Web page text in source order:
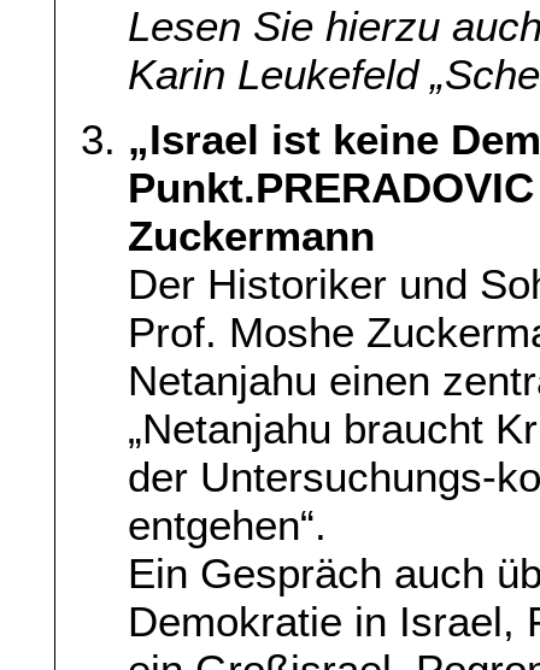
Lesen Sie hierzu
Karin Leukefeld
„Israel ist keine
Zuckermann
Der Historiker und
Prof. Moshe
Netanjahu einen
„Netanjahu braucht
der Untersuchungs-
entgehen“.
Ein Gespräch auch
Demokratie in Israel,